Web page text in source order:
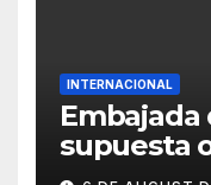
INTERNACIONAL
Embajada
supuesta